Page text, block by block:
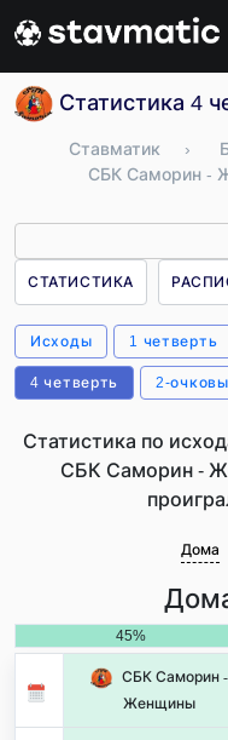
Статистика 4
Ставматик ›
СБК Саморин -
СТАТИСТИКА
Исходы 1 четверть
4 четверть 2-
Статистика по
СБК Саморин -
Дома
45%
СБК Саморин -
Женщины